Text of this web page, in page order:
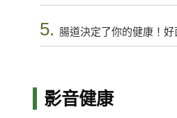
5. 腸道決定了你的健康！
影音健康